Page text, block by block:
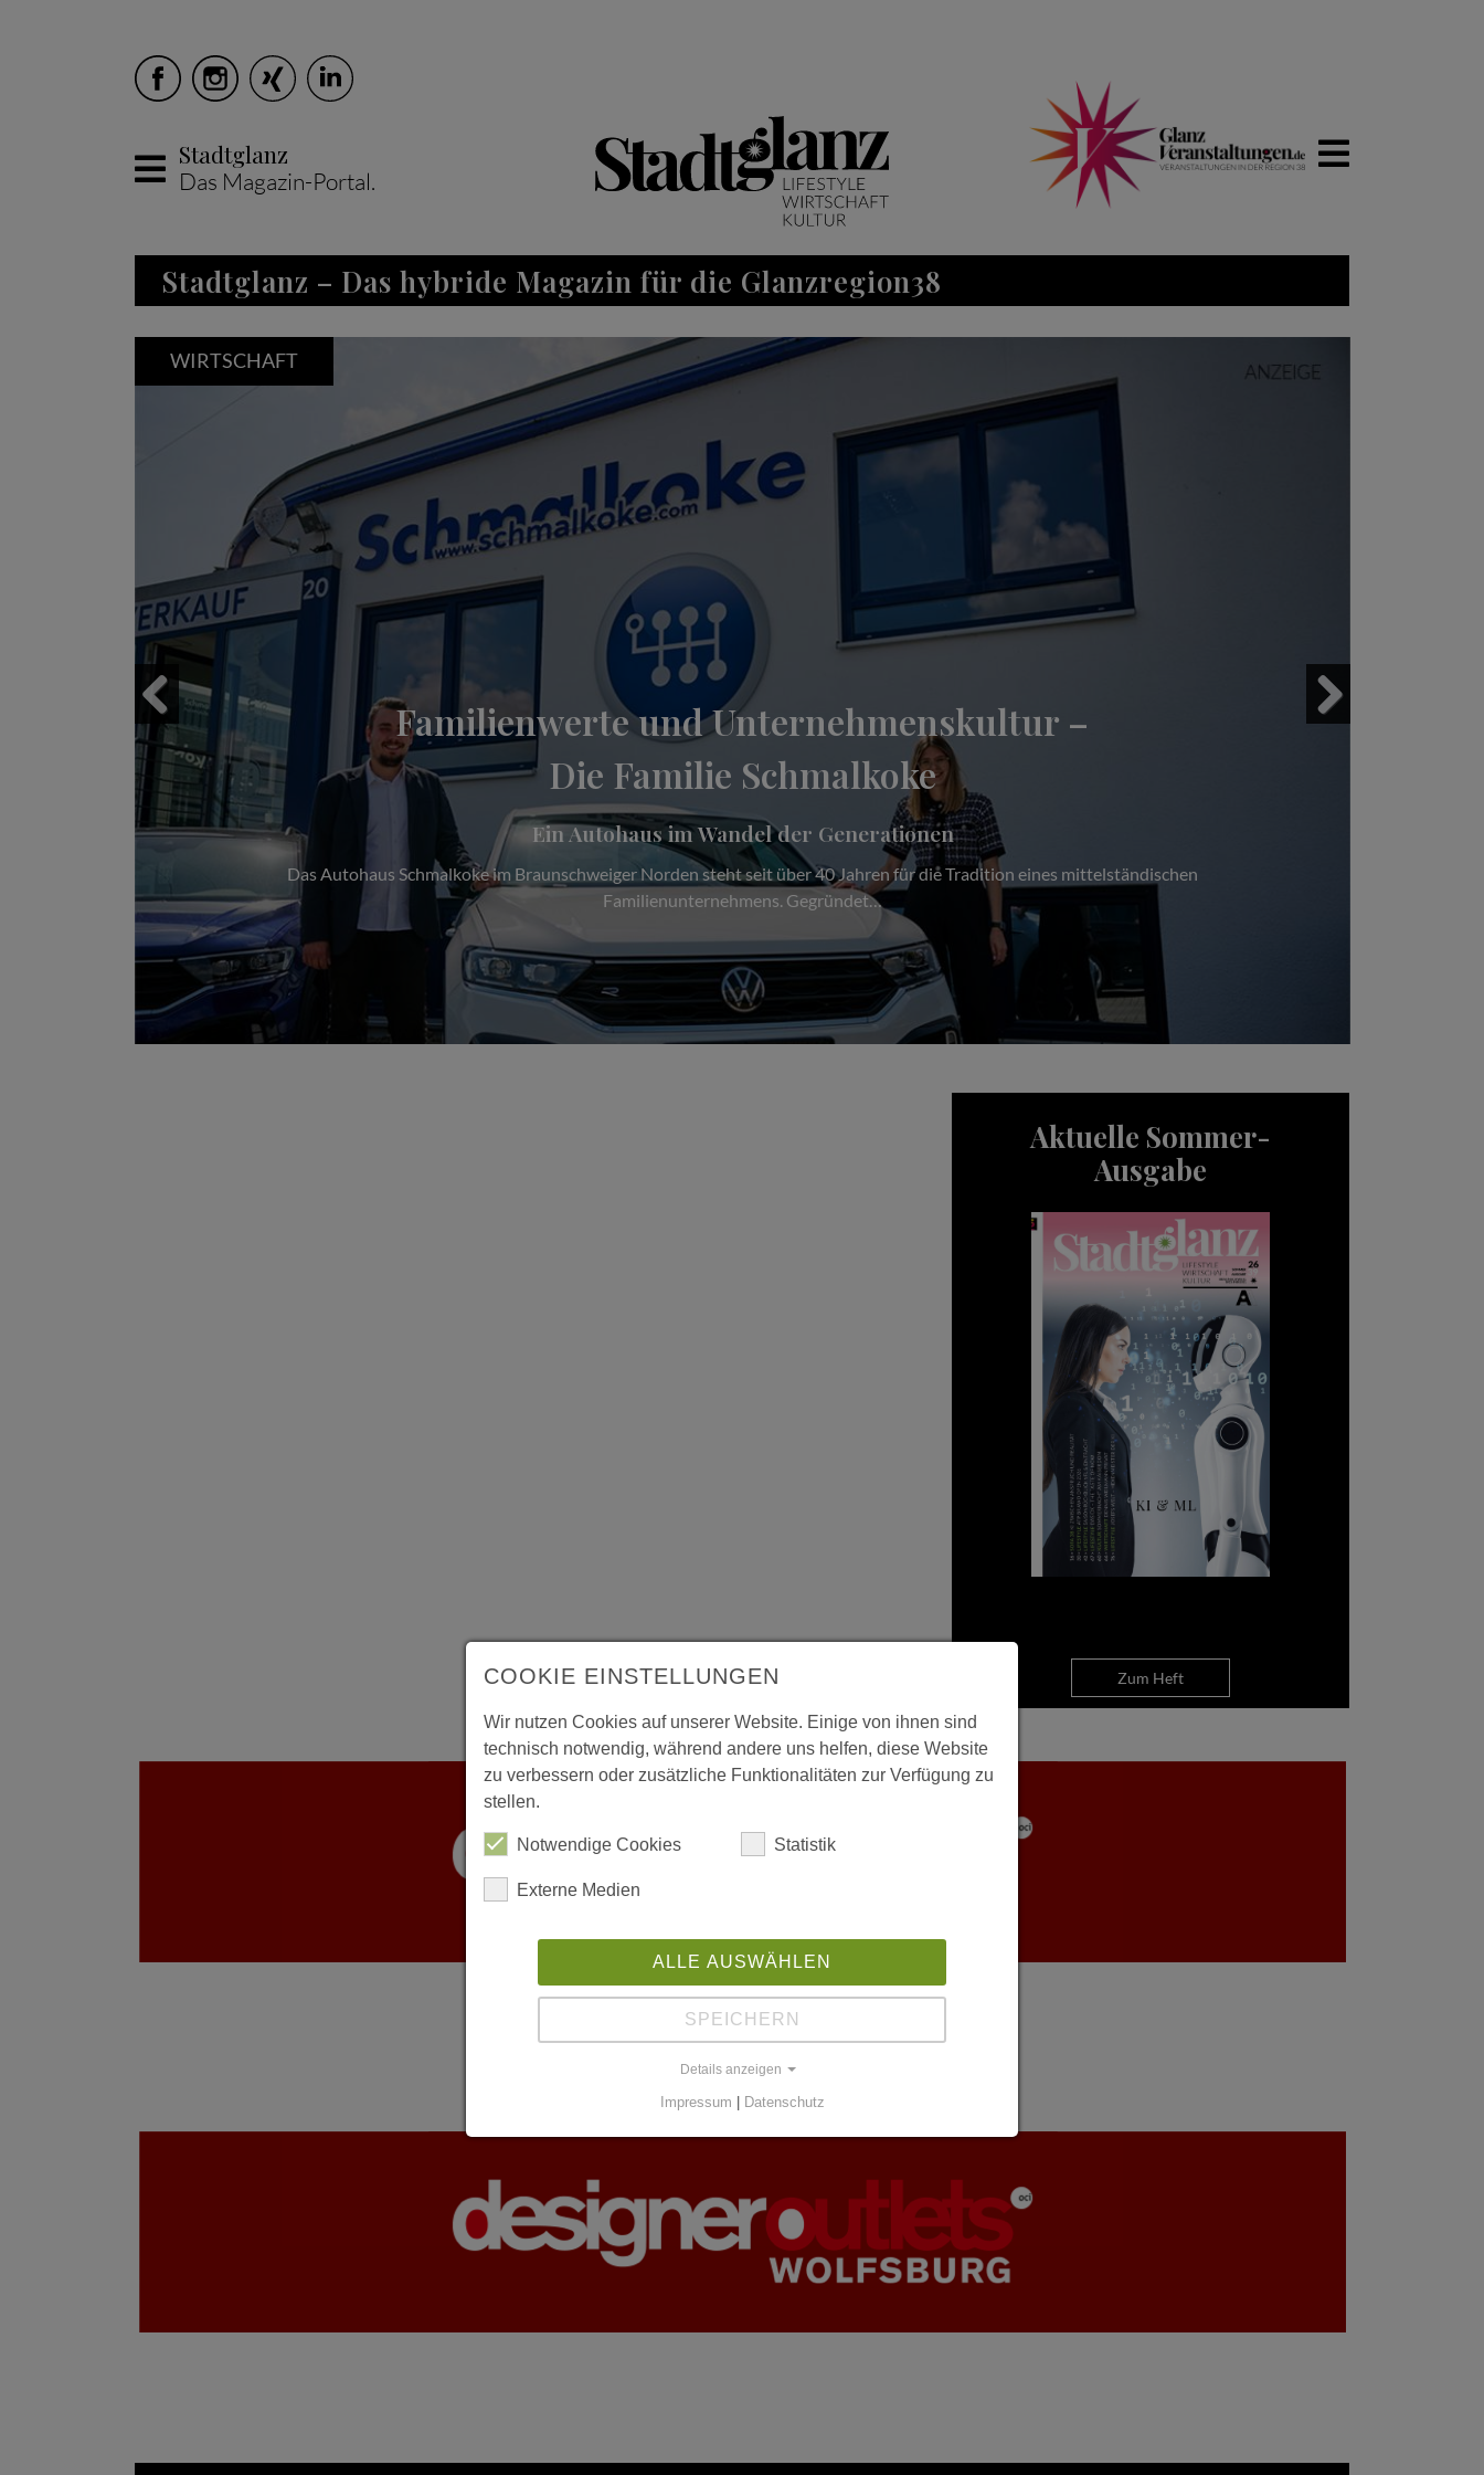
Stadtglanz
Das Magazin-Portal.
Stadtglanz – Das hybride Magazin für die Glanzregion38
WIRTSCHAFT
Familienwerte und Unternehmenskultur –
Die Familie Schmalkoke
Ein Autohaus im Wandel der Generationen
Das Autohaus Schmalkoke im Braunschweiger Norden steht seit über 40 Jahren für die Tradition eines mittelständischen
Familienunternehmens. Gegründet…
Previous
Aktuelle Sommer-
Ausgabe
Zum Heft
COOKIE EINSTELLUNGEN
Wir nutzen Cookies auf unserer Website. Einige von ihnen sind
technisch notwendig, während andere uns helfen, diese Website
zu verbessern oder zusätzliche Funktionalitäten zur Verfügung zu
stellen.
Notwendige Cookies Statistik
Externe Medien
ALLE AUSWÄHLEN
SPEICHERN
Details anzeigen
Impressum | Datenschutz